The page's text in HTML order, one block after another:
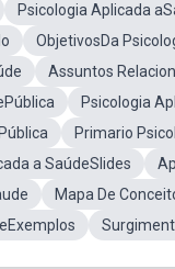
Psicologia Aplicada
ObjetivosDa
Assuntos
Psicologia
Primario
a SaúdeSlides
Mapa De